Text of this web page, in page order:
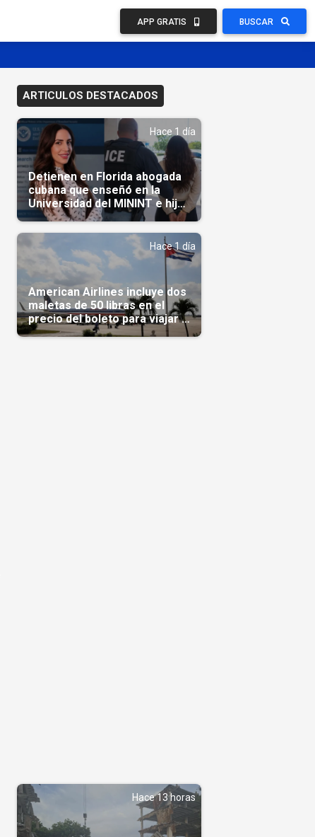
APP GRATIS BUSCAR
ARTICULOS DESTACADOS
Hace 1 día
Detienen en Florida abogada
cubana que enseñó en la
Universidad del MININT e hija
de diplomático cubano
Hace 1 día
American Airlines incluye dos
maletas de 50 libras en el
precio del boleto para viajar a
Cuba en agosto
Hace 13 horas